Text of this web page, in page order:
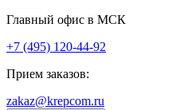
Главный офис в МСК
+7 (495) 120-44-92
Прием заказов:
zakaz@krepcom.ru